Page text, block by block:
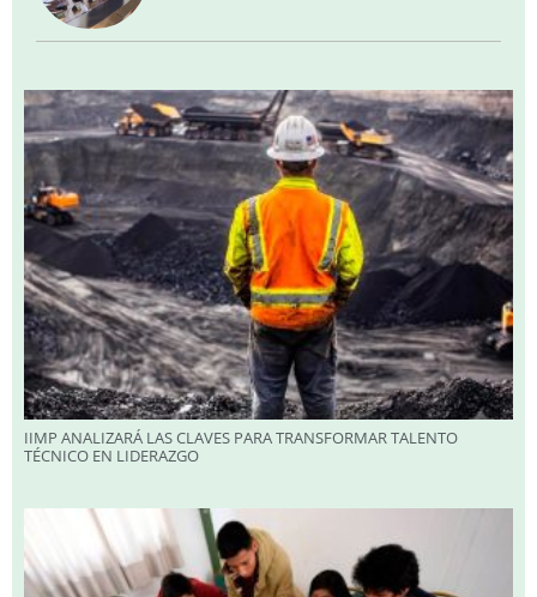
IIMP ANALIZARÁ LAS CLAVES PARA TRANSFORMAR TALENTO
TÉCNICO EN LIDERAZGO